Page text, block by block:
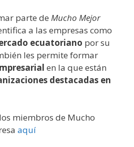
parte de Mucho Mejor
a las empresas como
ecuatoriano por su
les permite formar
en la que están
destacadas en
miembros de Mucho
aquí